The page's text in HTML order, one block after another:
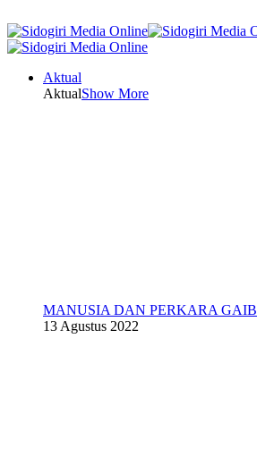
Aktual
AktualShow More
MANUSIA DAN PERKARA GAIB
13 Agustus 2022